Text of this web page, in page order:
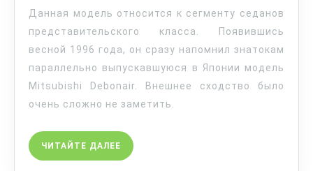
Данная модель относится к сегменту седанов
представительского класса. Появившись
весной 1996 года, он сразу напомнил знатокам
параллельно выпускавшуюся в Японии модель
Mitsubishi Debonair. Внешнее сходство было
очень сложно не заметить.
ЧИТАЙТЕ ДАЛЕЕ